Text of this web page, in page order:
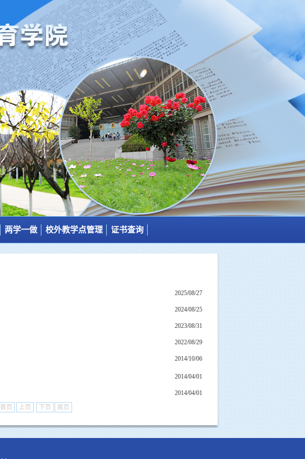
两学一做
制度建设
校外教学点管理
管理制度
证书查询
学历证书
2025/08/27
2024/08/25
2023/08/31
2022/08/29
2014/10/06
2014/04/01
2014/04/01
首页 上页 下页 尾页